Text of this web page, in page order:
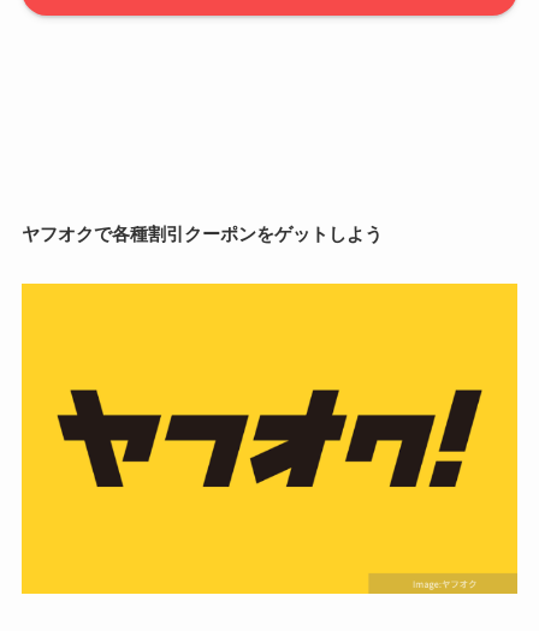
ヤフオクで各種割引クーポンをゲットしよう